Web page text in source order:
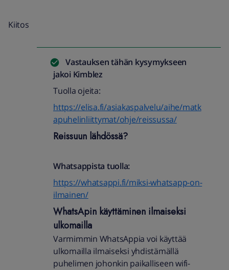
Kiitos
Vastauksen tähän kysymykseen
jakoi Kimblez
Tuolla ojeita:
https://elisa.fi/asiakaspalvelu/aihe/matk
apuhelinliittymat/ohje/reissussa/
Reissuun lähdössä?
Whatsappista tuolla:
https://whatsappi.fi/miksi-whatsapp-on-
ilmainen/
WhatsApin käyttäminen ilmaiseksi
ulkomailla
Varmimmin WhatsAppia voi käyttää
ulkomailla ilmaiseksi yhdistämällä
puhelimen johonkin paikalliseen wifi-